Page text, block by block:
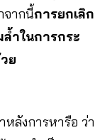
จากนี้การยกเลิก
ำในการกระ
ย
ลังการหารือ ว่า